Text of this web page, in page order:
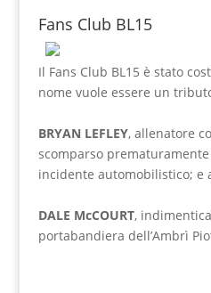
Fans Club BL15
Il Fans Club BL15 è stato
nome vuole essere un
BRYAN LEFLEY, allenatore
scomparso
incidente automobilistico; e
DALE McCOURT,
portabandiera dell’Ambrì